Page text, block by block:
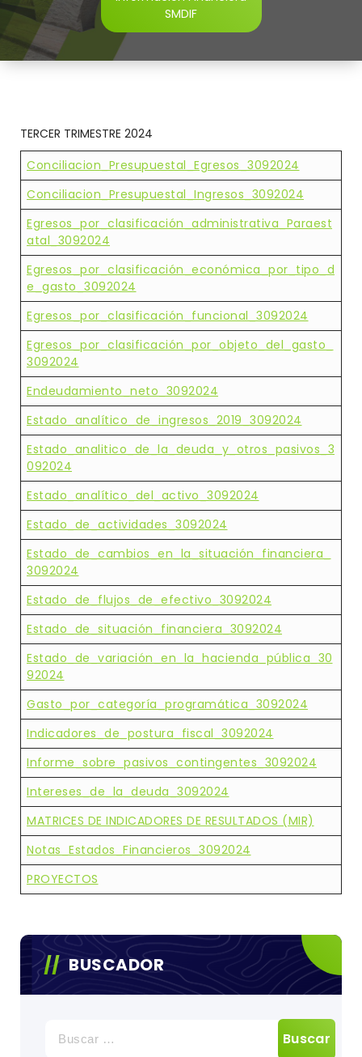
SMDIF
TERCER TRIMESTRE 2024
Conciliacion_Presupuestal_Egresos_3092024
Conciliacion_Presupuestal_Ingresos_3092024
Egresos_por_clasificación_administrativa_Paraest
Atal_3092024
Egresos_por_clasificación_económica_por_tipo_d
E_gasto_3092024
Egresos_por_clasificación_funcional_3092024
Egresos_por_clasificación_por_objeto_del_gasto_
3092024
Endeudamiento_neto_3092024
Estado_analítico_de_ingresos_2019_3092024
Estado_analitico_de_la_deuda_y_otros_pasivos_3
092024
Estado_analítico_del_activo_3092024
Estado_de_actividades_3092024
Estado_de_cambios_en_la_situación_financiera_
3092024
Estado_de_flujos_de_efectivo_3092024
Estado_de_situación_financiera_3092024
Estado_de_variación_en_la_hacienda_pública_30
92024
Gasto_por_categoría_programática_3092024
Indicadores_de_postura_fiscal_3092024
Informe_sobre_pasivos_contingentes_3092024
Intereses_de_la_deuda_3092024
MATRICES DE INDICADORES DE RESULTADOS (MIR)
Notas_Estados_Financieros_3092024
PROYECTOS
BUSCADOR